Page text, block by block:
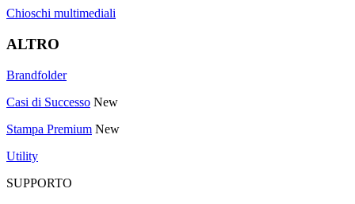
Chioschi multimediali
ALTRO
Brandfolder
Casi di Successo New
Stampa Premium New
Utility
SUPPORTO